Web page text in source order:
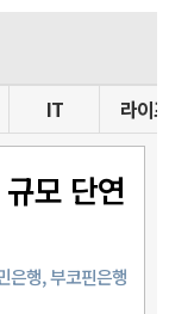
IT 라이프
모 단연
은행, 부코핀은행